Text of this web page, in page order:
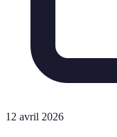
12 avril 2026